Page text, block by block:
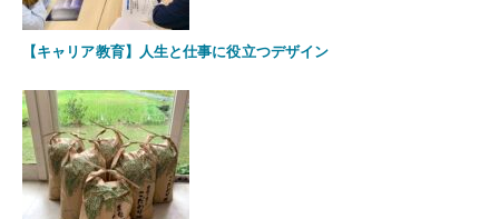
【キャリア教育】人生と仕事に役立つデザイン